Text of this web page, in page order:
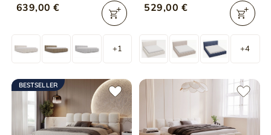
Beige
639,00 €
+1
529,00 €
+4
BESTSELLER